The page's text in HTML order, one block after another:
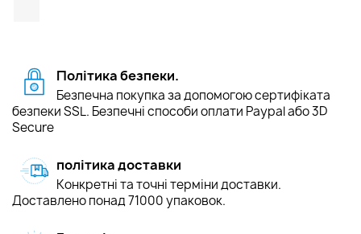
Політика безпеки.
Безпечна покупка за допомогою сертифіката
безпеки SSL. Безпечні способи оплати Paypal або 3D
Secure
політика доставки
Конкретні та точні терміни доставки.
Доставлено понад 71000 упаковок.